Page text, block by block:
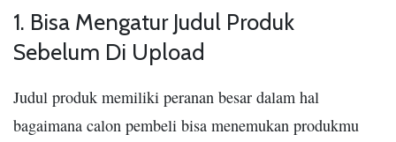
1. Bisa Mengatur Judul Produk
Sebelum Di Upload
Judul produk memiliki peranan besar dalam hal
bagaimana calon pembeli bisa menemukan produkmu